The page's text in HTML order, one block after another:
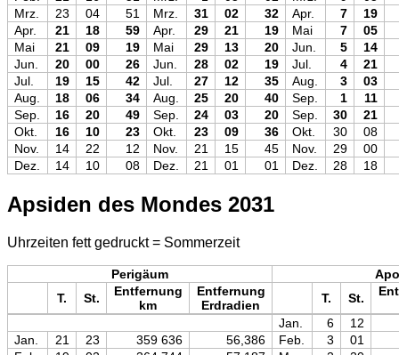
Mrz.
23 04 51 Mrz. 31 02 32 Apr. 7
19
Apr.
21 18 59 Apr. 29 21 19 Mai 7
05
Mai
21 09 19 Mai 29 13 20 Jun. 5
14
Jun.
20 00 26 Jun. 28 02 19 Jul. 4
21
Jul.
19 15 42 Jul. 27 12 35 Aug. 3
03
Aug.
18 06 34 Aug. 25 20 40 Sep. 1
11
Sep.
16 20 49 Sep. 24 03 20 Sep. 30
21
Okt.
16 10 23 Okt. 23 09 36 Okt. 30
08
Nov.
14 22 12 Nov. 21 15 45 Nov. 29
00
Dez.
14 10 08 Dez. 21 01 01 Dez. 28 18
Apsiden des Mondes 2031
Uhrzeiten fett gedruckt = Sommerzeit
Perigäum
T.
St.
Entfernung
km
Entfernung
Erdradien
T. St.
Jan. 6
12
Jan.
21 23 359 636 56,386 Feb. 3
01